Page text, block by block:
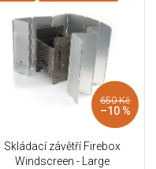
650 Kč
–10 %
Skládací závětří Firebox
Windscreen - Large